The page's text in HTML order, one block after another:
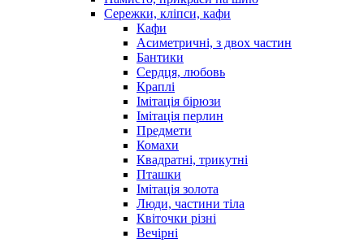
Сережки, кліпси, кафи
Кафи
Асиметричні, з двох частин
Бантики
Сердця, любовь
Краплі
Імітація бірюзи
Імітація перлин
Предмети
Комахи
Квадратні, трикутні
Пташки
Імітація золота
Люди, частини тіла
Квіточки різні
Вечірні